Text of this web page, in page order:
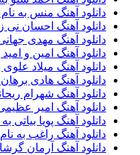
دانلود آهنگ منس به
دانلود آهنگ احسان نی
دانلود آهنگ مهدی
دانلود آهنگ امین و
دانلود آهنگ میلاد
دانلود آهنگ هادی
دانلود آهنگ شهرام
دانلود آهنگ امیر
دانلود آهنگ پویا بیاتی
دانلود آهنگ راغب به
دانلود آهنگ آرمان